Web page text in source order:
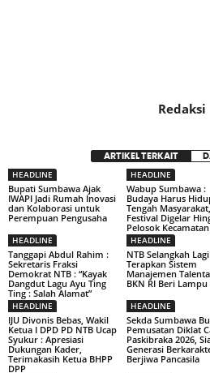
Redaksi
ARTIKEL TERKAIT
HEADLINE
Bupati Sumbawa Ajak
IWAPI Jadi Rumah Inovasi
dan Kolaborasi untuk
Perempuan Pengusaha
HEADLINE
Wabup Sumbawa :
Budaya Harus
Tengah Masyarakat,
Festival Digelar
Pelosok Kecamatan
HEADLINE
Tanggapi Abdul Rahim :
Sekretaris Fraksi
Demokrat NTB : “Kayak
Dangdut Lagu Ayu Ting
Ting : Salah Alamat”
HEADLINE
NTB Selangkah Lagi
Terapkan Sistem
Manajemen Talenta
BKN RI Beri
HEADLINE
IJU Divonis Bebas, Wakil
Ketua I DPD PD NTB Ucap
Syukur : Apresiasi
Dukungan Kader,
Terimakasih Ketua BHPP
DPP
HEADLINE
Sekda Sumbawa
Pemusatan Diklat
Paskibraka 2026,
Generasi
Berjiwa Pancasila